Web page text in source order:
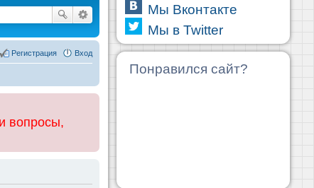
Вход
Регистрация
вопросы,
Мы Вконтакте
Мы в Twitter
Понравился сайт?